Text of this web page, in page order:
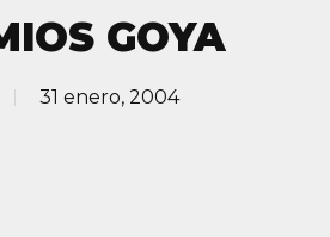
GOYA
31 enero, 2004